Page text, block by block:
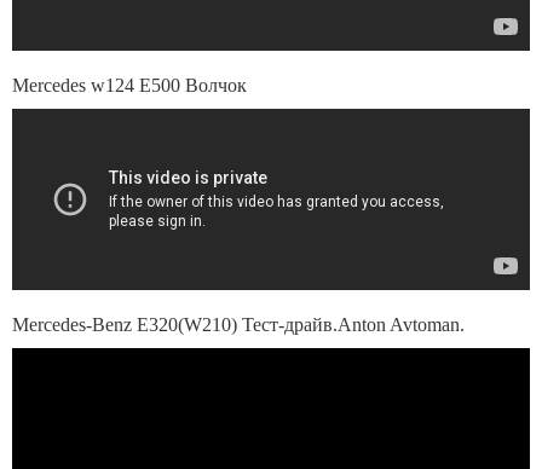
Mercedes w124 E500 Волчок
Mercedes-Benz E320(W210) Тест-драйв.Anton Avtoman.